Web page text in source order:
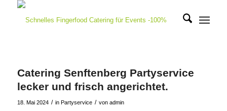
Catering Senftenberg Partyservice
lecker und frisch angerichtet.
18. Mai 2024 / in Partyservice / von admin